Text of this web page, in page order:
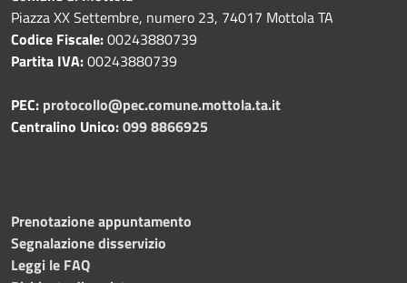
Piazza XX Settembre, numero 23, 74017 Mottola TA
Codice Fiscale:00243880739
Partita IVA:00243880739
PEC: protocollo@pec.comune.mottola.ta.it
Centralino Unico:099 8866925
Prenotazione appuntamento
Segnalazione disservizio
Leggi le FAQ